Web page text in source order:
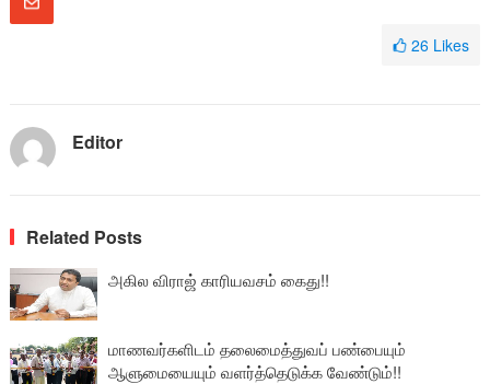
26 Likes
Editor
Related Posts
அகில விராஜ் காரியவசம் கைது!!
மாணவர்களிடம் தலைமைத்துவப் பண்பையும்
ஆளுமையையும் வளர்த்தெடுக்க வேண்டும்!!